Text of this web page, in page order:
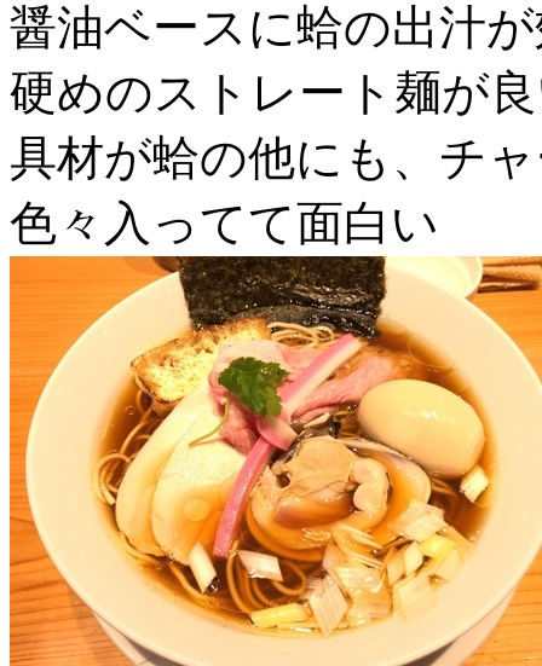
醤油ベースに蛤の出汁
硬めのストレート麺が
具材が蛤の他にも、チ
色々入ってて面白い